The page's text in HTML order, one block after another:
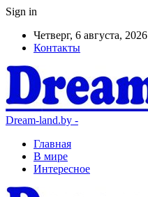
Sign in
Четверг, 6 августа, 2026
Контакты
Dream-land.by -
Главная
В мире
Интересное